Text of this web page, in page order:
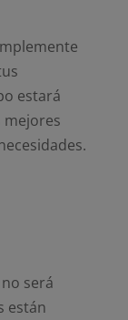
estará
mejores
será
están